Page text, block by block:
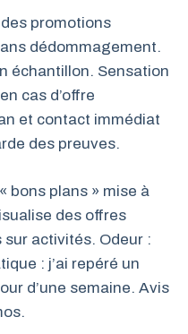
promotions
dédommagement.
échantillon. Sensation
cas d’offre
et contact immédiat
des preuves.
bons plans » mise à
des offres
activités. Odeur :
: j’ai repéré un
d’une semaine. Avis